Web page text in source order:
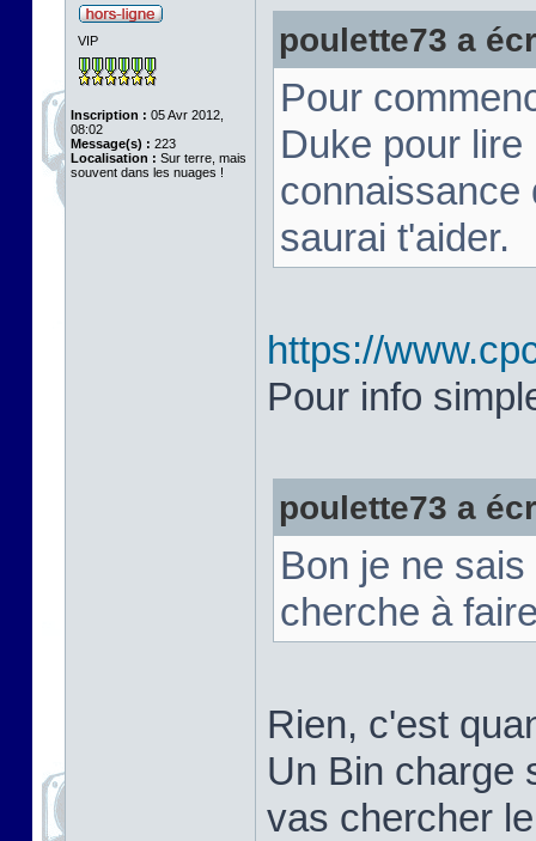
VIP
Inscription : 05 Avr 2012,
08:02
Message(s) : 223
Localisation : Sur terre, mais
souvent dans les nuages !
poulette73 a
Pour
Duke pour
connaissance
saurai t'aider.
https://
Pour info
poulette73 a
Bon je ne
cherche à
Rien, c'est
Un Bin charge
vas chercher